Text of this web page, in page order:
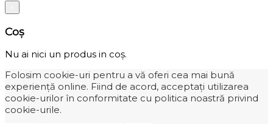
Coș
Nu ai nici un produs in coș.
Folosim cookie-uri pentru a vă oferi cea mai bună
experiență online. Fiind de acord, acceptați utilizarea
cookie-urilor în conformitate cu politica noastră privind
cookie-urile.